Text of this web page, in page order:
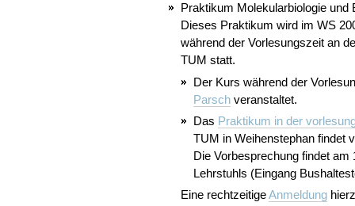
Praktikum Molekularbiologie und
Dieses Praktikum wird im WS
während der Vorlesungszeit an
TUM statt.
Der Kurs während der
Parschveranstaltet.
Das Praktikum in der
TUM in Weihenstephan findet
Die Vorbesprechung findet
Lehrstuhls (Eingang
Eine rechtzeitigeAnmeldung